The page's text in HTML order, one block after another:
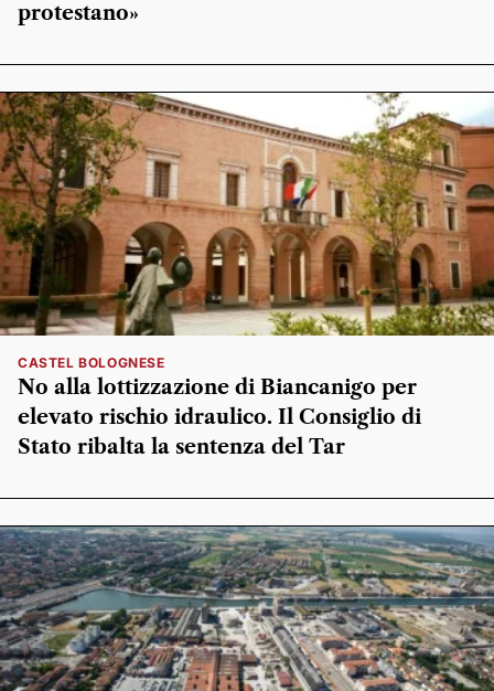
protestano»
CASTEL BOLOGNESE
No alla lottizzazione di Biancanigo per
elevato rischio idraulico. Il Consiglio di
Stato ribalta la sentenza del Tar